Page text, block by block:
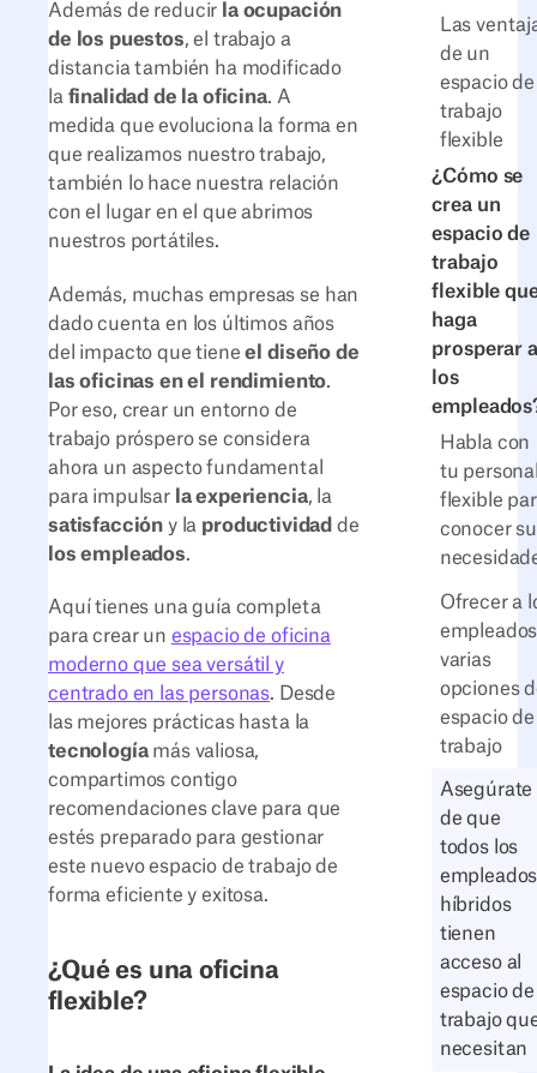
Las
de un
espacio de
trabajo
flexible
¿Cómo se
crea un
espacio de
trabajo
flexible
haga
prosperar a
los
Habla con
tu
flexible
conocer
Ofrecer a
empleados
varias
opciones
espacio de
trabajo
Asegúrate
de que
todos los
empleados
híbridos
tienen
acceso al
espacio de
trabajo
necesitan
Además de reducir la ocupación
de los puestos, el trabajo a
distancia también ha modificado
la finalidad de la oficina. A
medida que evoluciona la forma en
que realizamos nuestro trabajo,
también lo hace nuestra relación
con el lugar en el que abrimos
nuestros portátiles.
Además, muchas empresas se han
dado cuenta en los últimos años
del impacto que tieneel diseño de
las oficinas en el rendimiento.
Por eso, crear un entorno de
trabajo próspero se considera
ahora un aspecto fundamental
para impulsar la experiencia, la
satisfacción y la productividad de
los empleados.
Aquí tienes una guía completa
para crear un espacio de oficina
moderno que sea versátil y
centrado en las personas. Desde
las mejores prácticas hasta la
tecnologíamás valiosa,
compartimos contigo
recomendaciones clave para que
estés preparado para gestionar
este nuevo espacio de trabajo de
forma eficiente y exitosa.
¿Qué es una oficina
flexible?